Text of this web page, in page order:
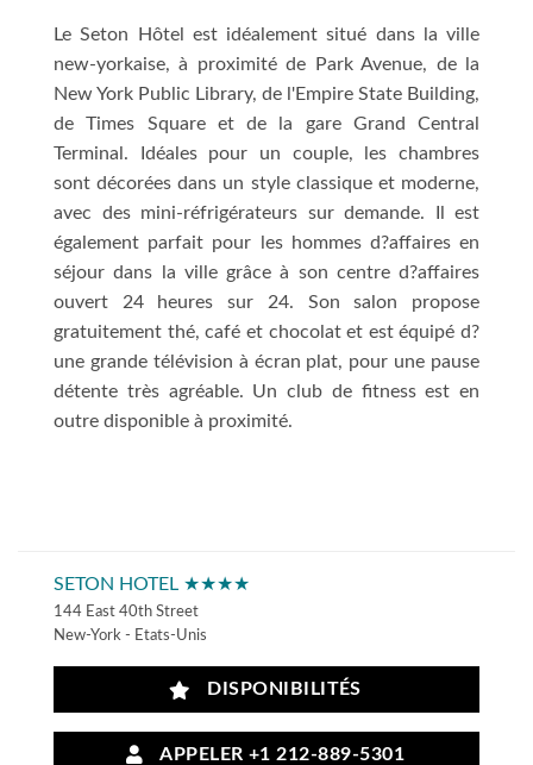
Le Seton Hôtel est idéalement situé dans la ville
new-yorkaise, à proximité de Park Avenue, de la
New York Public Library, de l'Empire State Building,
de Times Square et de la gare Grand Central
Terminal. Idéales pour un couple, les chambres
sont décorées dans un style classique et moderne,
avec des mini-réfrigérateurs sur demande. Il est
également parfait pour les hommes d?affaires en
séjour dans la ville grâce à son centre d?affaires
ouvert 24 heures sur 24. Son salon propose
gratuitement thé, café et chocolat et est équipé d?
une grande télévision à écran plat, pour une pause
détente très agréable. Un club de fitness est en
outre disponible à proximité.
SETON HOTEL ★★★★
144 East 40th Street
New-York - Etats-Unis
DISPONIBILITÉS
APPELER +1 212-889-5301